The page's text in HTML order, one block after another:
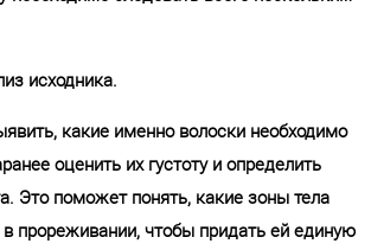
исходника.
какие именно волоски необходимо
оценить их густоту и определить
Это поможет понять, какие зоны тела
прореживании, чтобы придать ей единую